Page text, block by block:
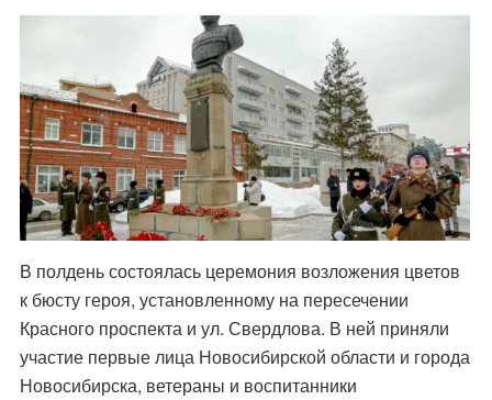
В полдень состоялась церемония возложения цветов
к бюсту героя, установленному на пересечении
Красного проспекта и ул. Свердлова. В ней приняли
участие первые лица Новосибирской области и города
Новосибирска, ветераны и воспитанники